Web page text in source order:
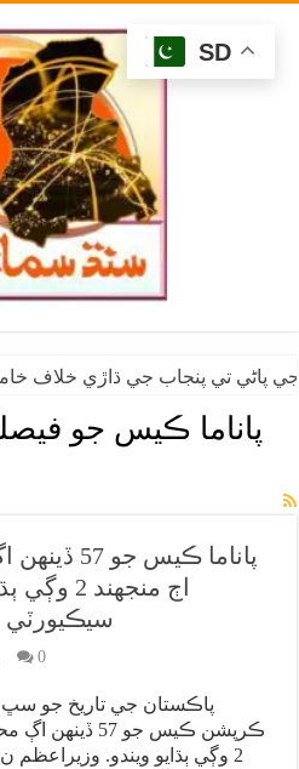
پاڻي تي پنجاب جي ڌاڙي خلاف
پاناما ڪيس جو
پاناما
اڄ
0
پاڪستان جي تاريخ جو سڀ
ڪرپشن ڪيس جو
2 وڳي ٻڌايو ويندو.
SD